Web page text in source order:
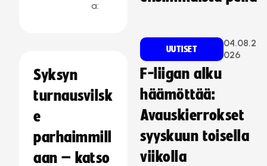
a:
Syksyn
turnausvilsk
e
parhaimmill
aan – katso
UUTISET
04.08.2
026
F-liigan alku
häämöttää:
Avauskierrokset
syyskuun toisella
viikolla